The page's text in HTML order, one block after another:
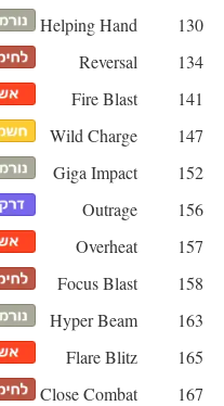
130
Helping Hand
134
Reversal
141
Fire Blast
147
Wild Charge
152
Giga Impact
156
Outrage
157
Overheat
158
Focus Blast
163
Hyper Beam
165
Flare Blitz
167
Close Combat